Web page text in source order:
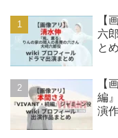
【
六
とめ
【
編
演